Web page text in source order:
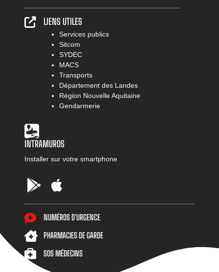
LIENS UTILES
Services publics
Sitcom
SYDEC
MACS
Transports
Département des Landes
Région Nouvelle Aquitaine
Gendarmerie
INTRAMUROS
Installer sur votre smartphone
Google
Play
NUMÉROS D'URGENCE
PHARMACIES DE GARDE
SOS MÉDECINS